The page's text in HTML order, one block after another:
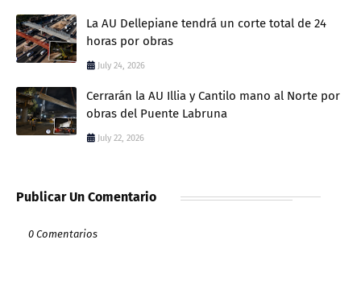
La AU Dellepiane tendrá un corte total de 24
horas por obras
July 24, 2026
Cerrarán la AU Illia y Cantilo mano al Norte por
obras del Puente Labruna
July 22, 2026
Publicar Un Comentario
0 Comentarios